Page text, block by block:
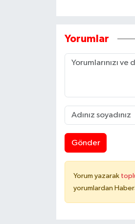
Yorumlar
Gönder
Yorum yazarak
yorumlardan